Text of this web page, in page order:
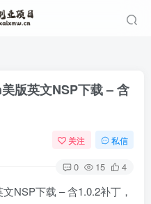
版英文NSP下载 – 含
关注 私信
0 15 4
NSP下载 – 含1.0.2补丁，